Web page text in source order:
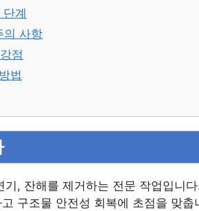
계
의 사항
점
법
, 잔해를 제거하는 전문 작업입니
구조물 안전성 회복에 초점을 맞